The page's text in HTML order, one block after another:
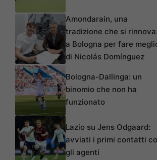
Amondarain, una
tradizione che si rinnova:
a Bologna per fare
di Nicolás Domínguez
Bologna-Dallinga: un
binomio che non ha
funzionato
Lazio su Jens Odgaard:
avviati i primi contatti
gli agenti